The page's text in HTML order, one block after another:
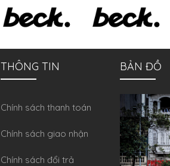
THÔNG TIN
Chính sách thanh toán
Chính sách giao nhận
Chính sách đổi trả
BẢN ĐỒ